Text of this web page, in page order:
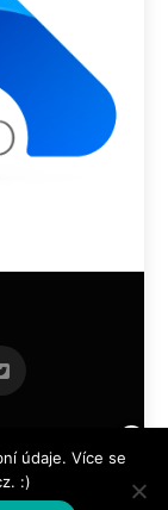
.
údaje. Více se
:)